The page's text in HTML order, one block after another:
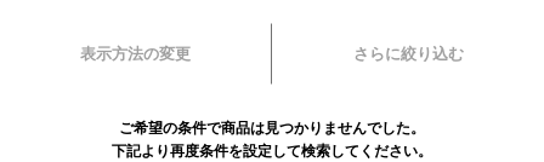
表示方法の変更 さらに絞り込む
ご希望の条件で商品は見つかりませんでした。
下記より再度条件を設定して検索してください。